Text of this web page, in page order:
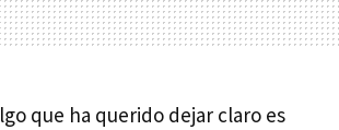
que ha querido dejar claro es